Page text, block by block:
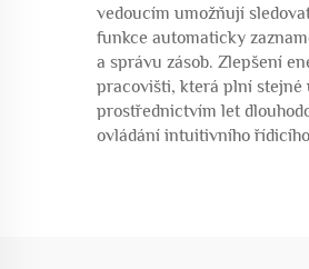
vedoucím umožňují
funkce automaticky
a správu zásob. Zlepšení
pracovišti, která plní stejné
prostřednictvím let
ovládání intuitivního